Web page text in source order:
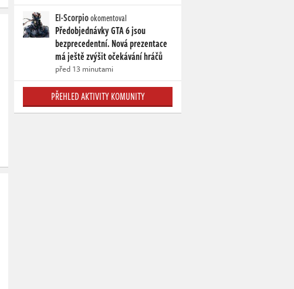
El-Scorpiookomentoval
Předobjednávky GTA 6 jsou
bezprecedentní. Nová prezentace
má ještě zvýšit očekávání hráčů
před 13 minutami
PŘEHLED AKTIVITY KOMUNITY